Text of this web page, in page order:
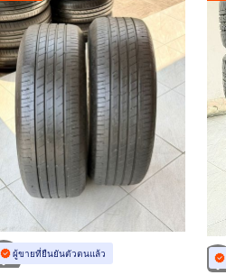
ผู้ขายที่ยืนยันตัวตนแล้ว